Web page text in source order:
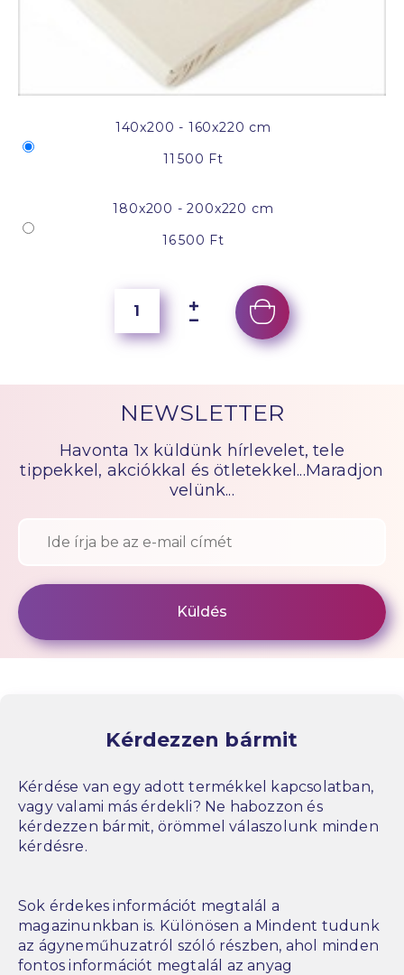
140x200 - 160x220 cm
11 500 Ft
180x200 - 200x220 cm
16 500 Ft
NEWSLETTER
Havonta 1x küldünk hírlevelet, tele
tippekkel, akciókkal és ötletekkel...Maradjon
velünk...
Kérdezzen bármit
Kérdése van egy adott termékkel kapcsolatban,
vagy valami más érdekli? Ne habozzon és
kérdezzen bármit, örömmel válaszolunk minden
kérdésre.
Sok érdekes információt megtalál a
magazinunkban is. Különösen a Mindent tudunk
az ágyneműhuzatról szóló részben, ahol minden
fontos információt megtalál az anyag